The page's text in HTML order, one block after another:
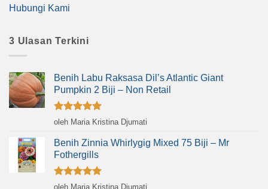
Hubungi Kami
3 Ulasan Terkini
Benih Labu Raksasa Dil’s Atlantic Giant
Pumpkin 2 Biji – Non Retail
Dinilai5
oleh Maria Kristina Djumati
Benih Zinnia Whirlygig Mixed 75 Biji – Mr
Fothergills
Dinilai5
oleh Maria Kristina Djumati